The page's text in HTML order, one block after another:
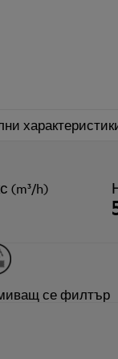
(m³/h)
се филтър